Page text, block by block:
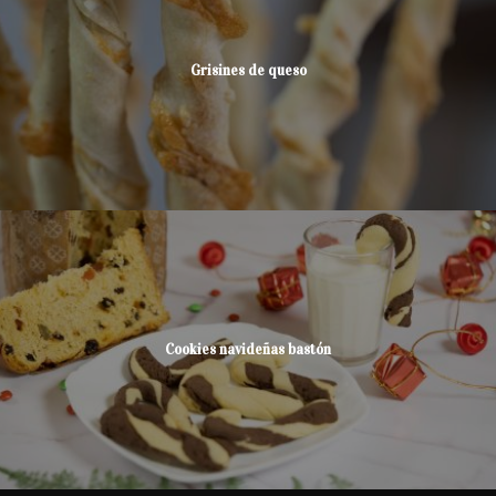
Grisines de queso
Cookies navideñas bastón